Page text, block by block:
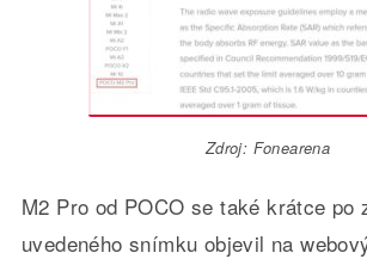
Zdroj: Fonearena
M2 Pro od POCO se také krátce po
uvedeného snímku objevil na